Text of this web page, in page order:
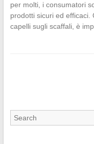
per molti, i consumatori
prodotti sicuri ed efficaci.
capelli sugli scaffali, è